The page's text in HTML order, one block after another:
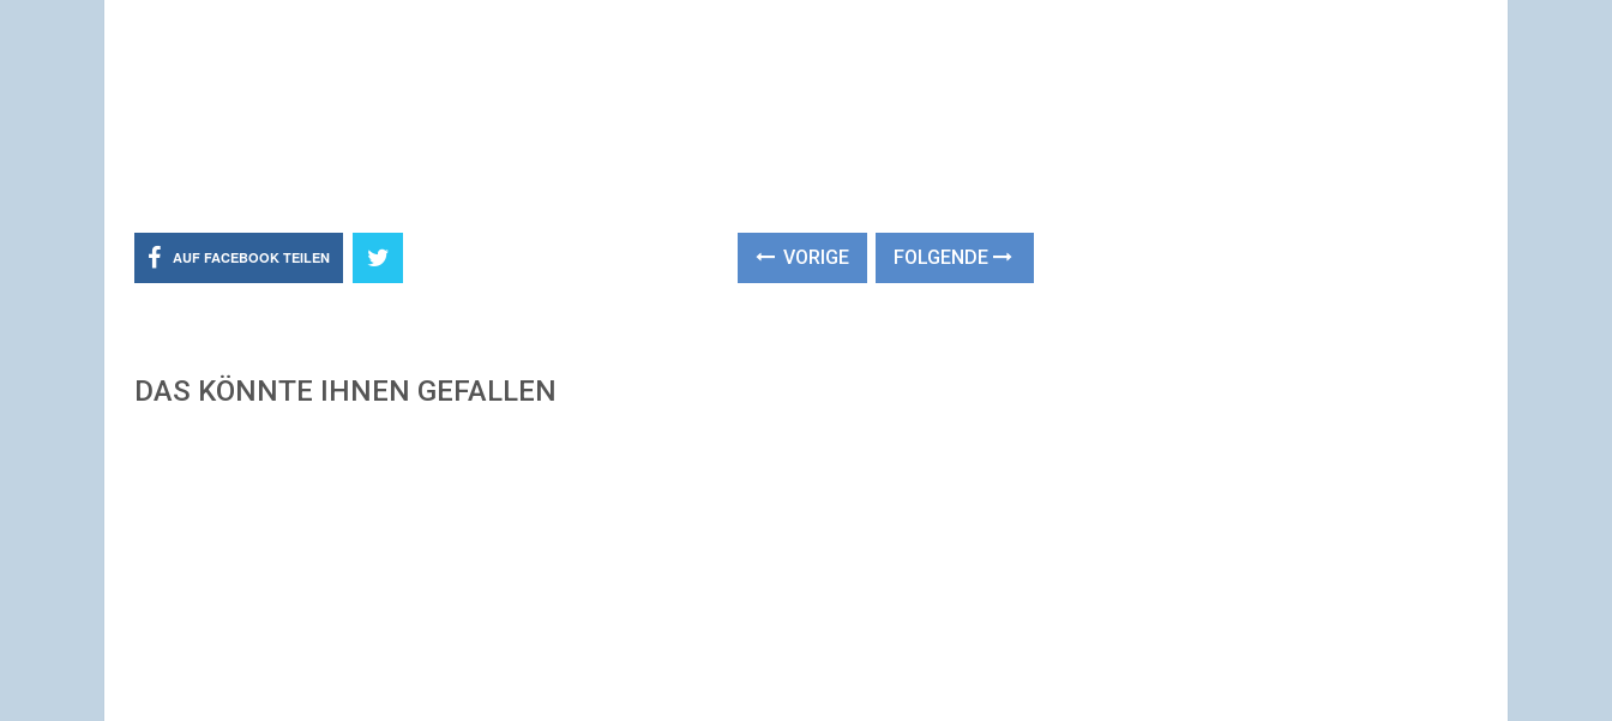
AUF FACEBOOK TEILEN VORIGE FOLGENDE
DAS KÖNNTE IHNEN GEFALLEN